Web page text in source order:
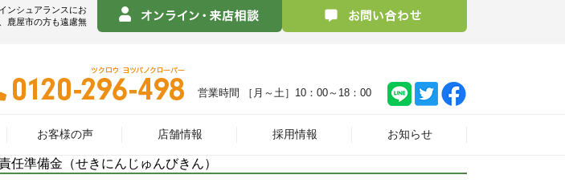
ンシュアランスにお
鹿屋市の方も遠慮無
営業時間 ［月～土］ 10：00～18：00
お客様の声 店舗情報 採用情報 お知らせ
任準備金（せきにんじゅんびきん）